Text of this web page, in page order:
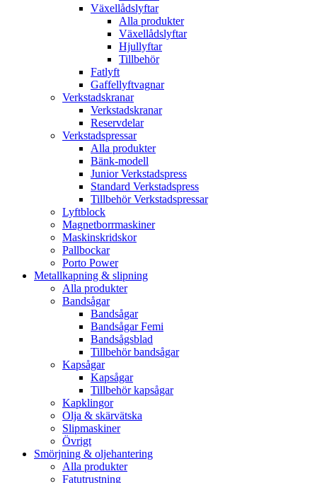
Växellådslyftar
Alla produkter
Växellådslyftar
Hjullyftar
Tillbehör
Fatlyft
Gaffellyftvagnar
Verkstadskranar
Verkstadskranar
Reservdelar
Verkstadspressar
Alla produkter
Bänk-modell
Junior Verkstadspress
Standard Verkstadspress
Tillbehör Verkstadspressar
Lyftblock
Magnetborrmaskiner
Maskinskridskor
Pallbockar
Porto Power
Metallkapning & slipning
Alla produkter
Bandsågar
Bandsågar
Bandsågar Femi
Bandsågsblad
Tillbehör bandsågar
Kapsågar
Kapsågar
Tillbehör kapsågar
Kapklingor
Olja & skärvätska
Slipmaskiner
Övrigt
Smörjning & oljehantering
Alla produkter
Fatutrustning